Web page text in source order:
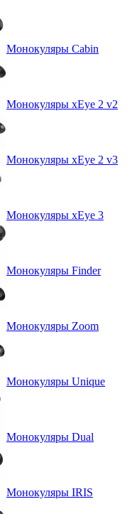
Монокуляры Cabin
Монокуляры xEye 2 v2
Монокуляры xEye 2 v3
Монокуляры xEye 3
Монокуляры Finder
Монокуляры Zoom
Монокуляры Unique
Монокуляры Dual
Монокуляры IRIS